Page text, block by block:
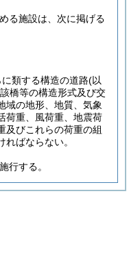
る施設は、次に掲げる
類する構造の道路(以
橋等の構造形式及び交
域の地形、地質、気象
荷重、風荷重、地震荷
及びこれらの荷重の組
ばならない。
行する。